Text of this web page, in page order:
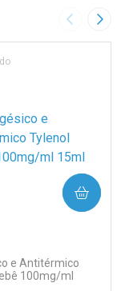
Imagem
e Antitérmico
100mg/ml
COMPRAR